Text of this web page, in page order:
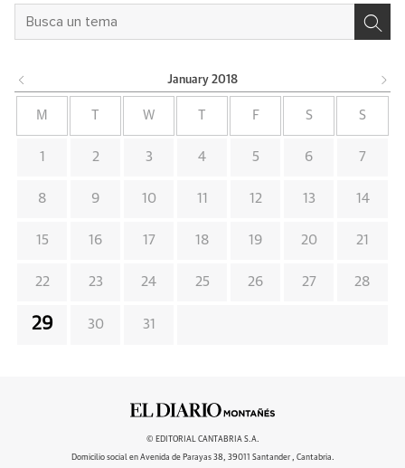
January 2018
M W F S S
1 2 3 4 5 6 7
8 9 10 11 12 13 14
15 16 17 18 19 20 21
22 23 24 25 26 27 28
29 30 31
© EDITORIAL CANTABRIA S.A.
Domicilio social en Avenida de Parayas 38, 39011 Santander , Cantabria.